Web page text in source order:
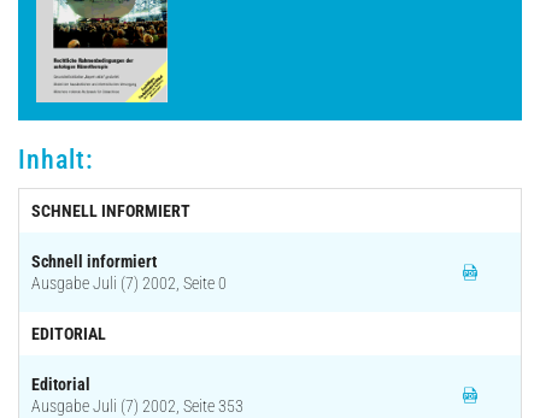
Inhalt:
SCHNELL INFORMIERT
Schnell informiert
Ausgabe Juli (7) 2002, Seite 0
EDITORIAL
Editorial
Ausgabe Juli (7) 2002, Seite 353